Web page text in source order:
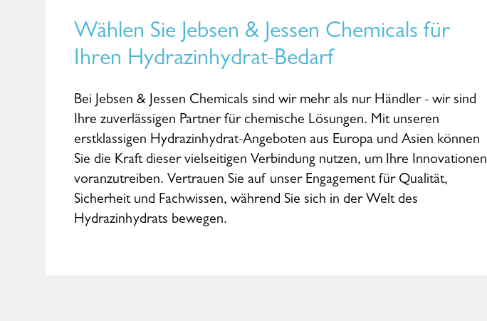
Wählen Sie Jebsen & Jessen Chemicals für
Ihren Hydrazinhydrat-Bedarf
Bei Jebsen & Jessen Chemicals sind wir mehr als nur Händler - wir sind
Ihre zuverlässigen Partner für chemische Lösungen. Mit unseren
erstklassigen Hydrazinhydrat-Angeboten aus Europa und Asien können
Sie die Kraft dieser vielseitigen Verbindung nutzen, um Ihre Innovationen
voranzutreiben. Vertrauen Sie auf unser Engagement für Qualität,
Sicherheit und Fachwissen, während Sie sich in der Welt des
Hydrazinhydrats bewegen.